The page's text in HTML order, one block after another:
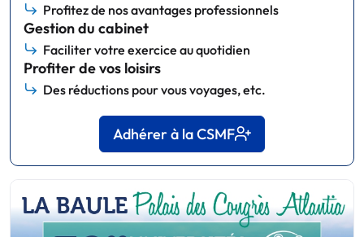
Profitez de nos avantages professionnels
Gestion du cabinet
Faciliter votre exercice au quotidien
Profiter de vos loisirs
Des réductions pour vous voyages, etc.
Adhérer à la CSMF